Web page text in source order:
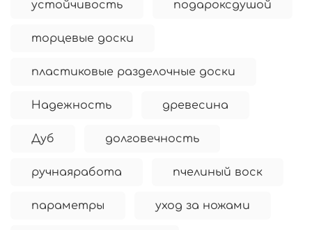
устойчивость подароксдушой
торцевые доски
пластиковые разделочные доски
Надежность древесина
Дуб долговечность
ручнаяработа пчелиный воск
параметры уход за ножами